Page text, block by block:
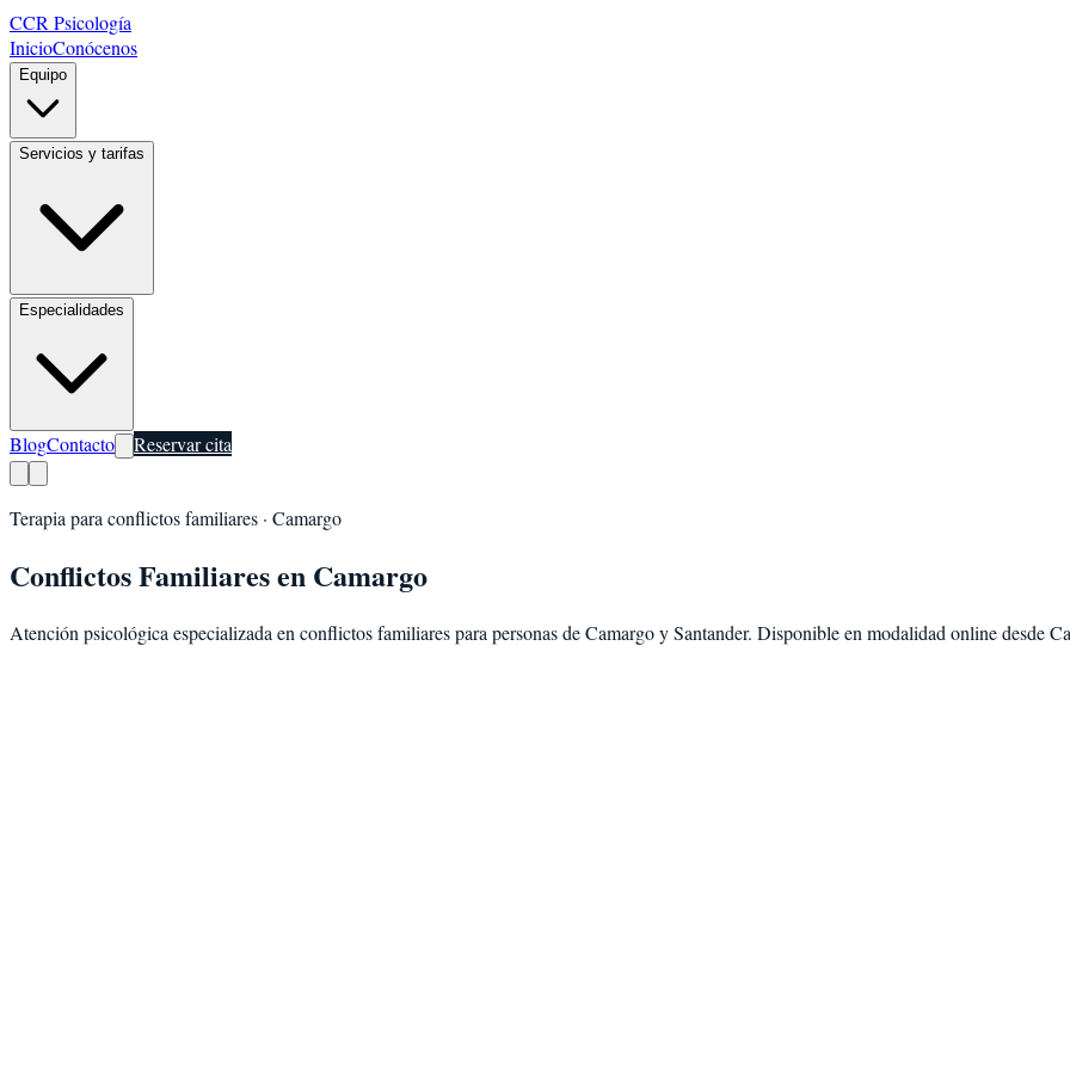
CCR Psicología
InicioConócenos
Equipo
Servicios y tarifas
Especialidades
BlogContacto Reservar cita
Terapia para conflictos familiares · Camargo
Conflictos Familiaresen Camargo
Atención psicológica especializada en conflictos familiarespara personas deCamargoySantander. Disponible en modalidad online desde